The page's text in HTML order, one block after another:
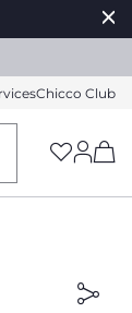
Chicco Club